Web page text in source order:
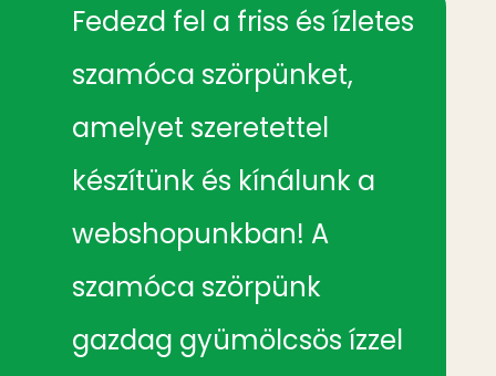
Fedezd fel a friss és ízletes
szamóca szörpünket,
amelyet szeretettel
készítünk és kínálunk a
webshopunkban! A
szamóca szörpünk
gazdag gyümölcsös ízzel